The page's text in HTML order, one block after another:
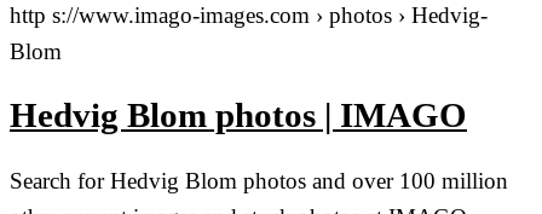
http s://www.imago-images.com › photos › Hedvig-
Blom
Hedvig Blom photos | IMAGO
Search for Hedvig Blom photos and over 100 million